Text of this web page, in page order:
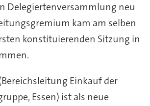
Delegiertenversammlung neu
kam am selben
konstituierenden Sitzung in
Einkauf der
Essen) ist als neue